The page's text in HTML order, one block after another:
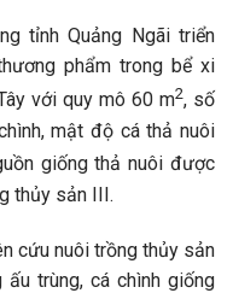
tỉnh Quảng Ngãi triển
phẩm trong bể xi
với quy mô 60 m2, số
mật độ cá thả nuôi
giống thả nuôi được
thủy sản III.
cứu nuôi trồng thủy sản
trùng, cá chình giống